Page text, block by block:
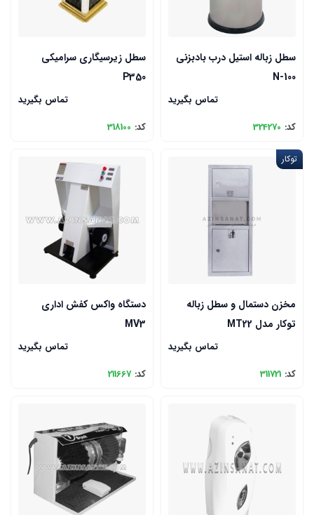
سطل زباله استیل درب بادبزنی
N-100
تماس بگیرید
کد: 324270
سطل زیرسیگاری سرامیکی
P350
تماس بگیرید
کد: 318100
توکار
مخزن دستمال و سطل زباله
توکار مدل MT22
تماس بگیرید
کد: 311721
دستگاه واکس کفش اداری
MV3
تماس بگیرید
کد: 211667